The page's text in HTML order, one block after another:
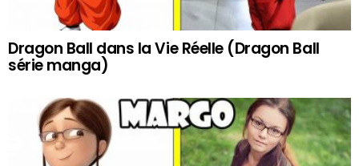
Dragon Ball dans la Vie Réelle (Dragon Ball
série manga)